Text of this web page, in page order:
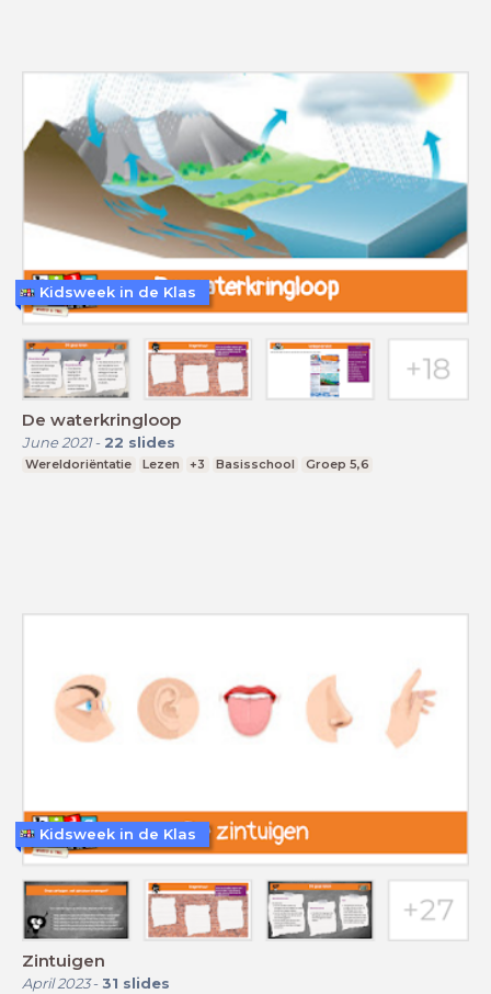
De waterkringloop
June 2021- 22 slides
Wereldoriëntatie Lezen +3 Basisschool Groep 5,6
Kidsweek in de Klas
Zintuigen
April 2023- 31 slides
Kidsweek in de Klas